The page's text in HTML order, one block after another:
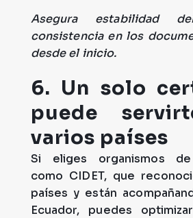
Asegura estabilidad
consistencia en los
desde el inicio.
6. Un solo
puede
varios países
Si eliges organismos
como CIDET, que
países y están
Ecuador, puedes